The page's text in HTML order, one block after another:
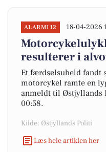
ALARM112 18-04-2026
resulterer i
Et færdselsuheld fandt
motorcykel ramte en
anmeldt til Østjyllands
00:58.
Kilde: Østjyllands Politi
Læs hele artiklen her